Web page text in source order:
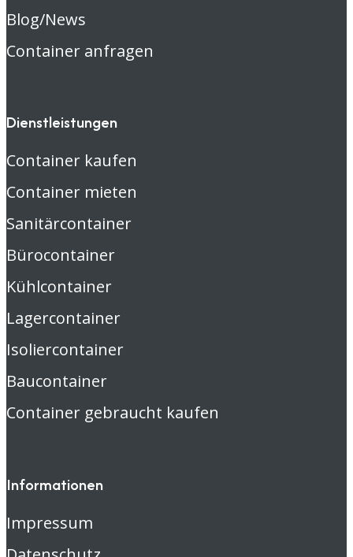
Blog/News
Container anfragen
Dienstleistungen
Container kaufen
Container mieten
Sanitärcontainer
Bürocontainer
Kühlcontainer
Lagercontainer
Isoliercontainer
Baucontainer
Container gebraucht kaufen
Informationen
Impressum